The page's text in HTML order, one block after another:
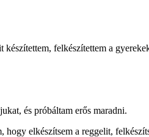
felkészítettem a
és próbáltam erős maradni.
elkészítsem a reggelit,